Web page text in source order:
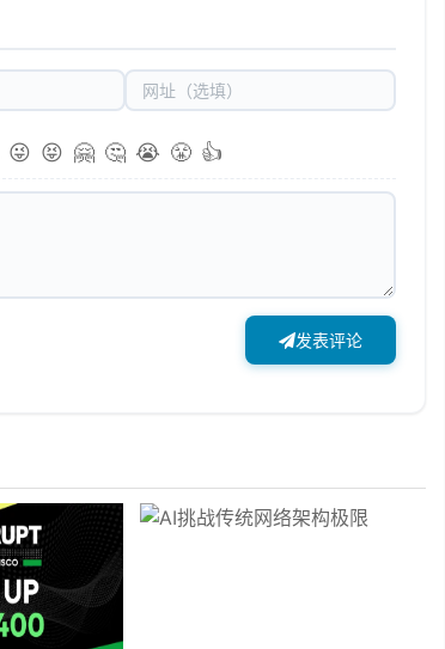
😜 😝 🤗 🤔 😭 😤 👍
发表评论